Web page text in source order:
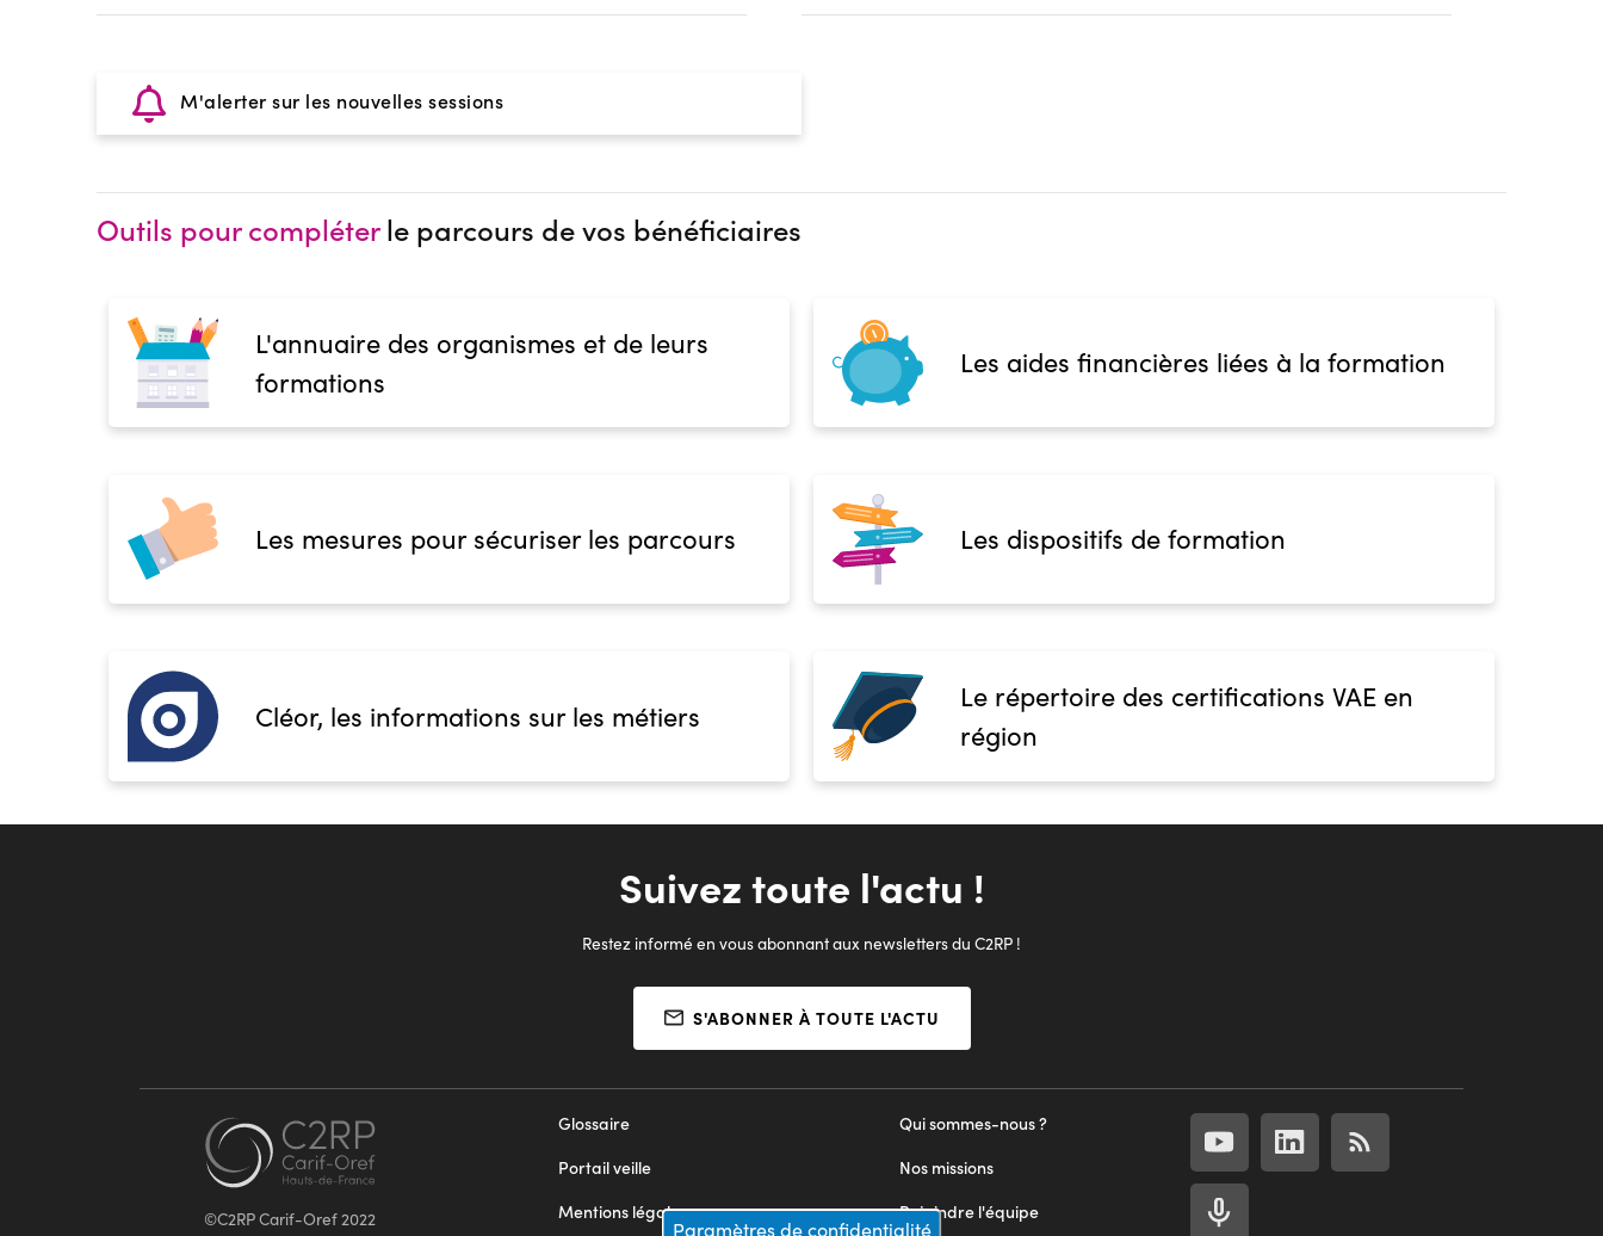
M'alerter sur les nouvelles sessions
Outils pour compléterle parcours de vos bénéficiaires
L'annuaire des organismes et de leurs
formations
Les aides financières liées à la formation
Les mesures pour sécuriser les parcours Les dispositifs de formation
Cléor, les informations sur les métiers
Le répertoire des certifications VAE en
région
Suivez toute l'actu !
Restez informé en vous abonnant aux newsletters du C2RP !
S'ABONNER À TOUTE L'ACTU
©C2RP Carif-Oref 2022
Qui sommes-nous ?
Nos missions
Rejoindre l'équipe
Glossaire
Portail veille
Mentions légales
Paramètres de confidentialité